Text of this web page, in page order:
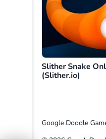
Slither Snake
(Slither.io)
Google Doodle